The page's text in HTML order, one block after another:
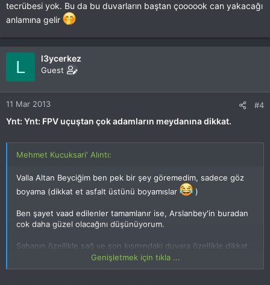
tecrübesi yok. Bu da bu duvarların baştan çoooook can yakacağı
anlamına gelir
L l3ycerkez
Guest
11 Mar 2013 #4
Ynt: Ynt: FPV uçuştan çok adamların meydanına dikkat.
Mehmet Kucuksari' Alıntı:
Valla Altan Beyciğim ben pek bir şey göremedim, sadece göz
boyama (dikkat et asfalt üstünü boyamıslar
)
Ben şayet vaad edilenler tamamlanır ise, Arslanbey'in buradan
cok daha güzel olacağını düşünüyorum.
Sahanın özellikle sağ ve son kısmındaki duvara özellikle dikkat.
Bizden hiçbirimizin (en azından ben öyle biliyorum) asfalt
tecrübesi yok. Bu da bu duvarların baştan çoooook can
Genişletmek için tıkla ...